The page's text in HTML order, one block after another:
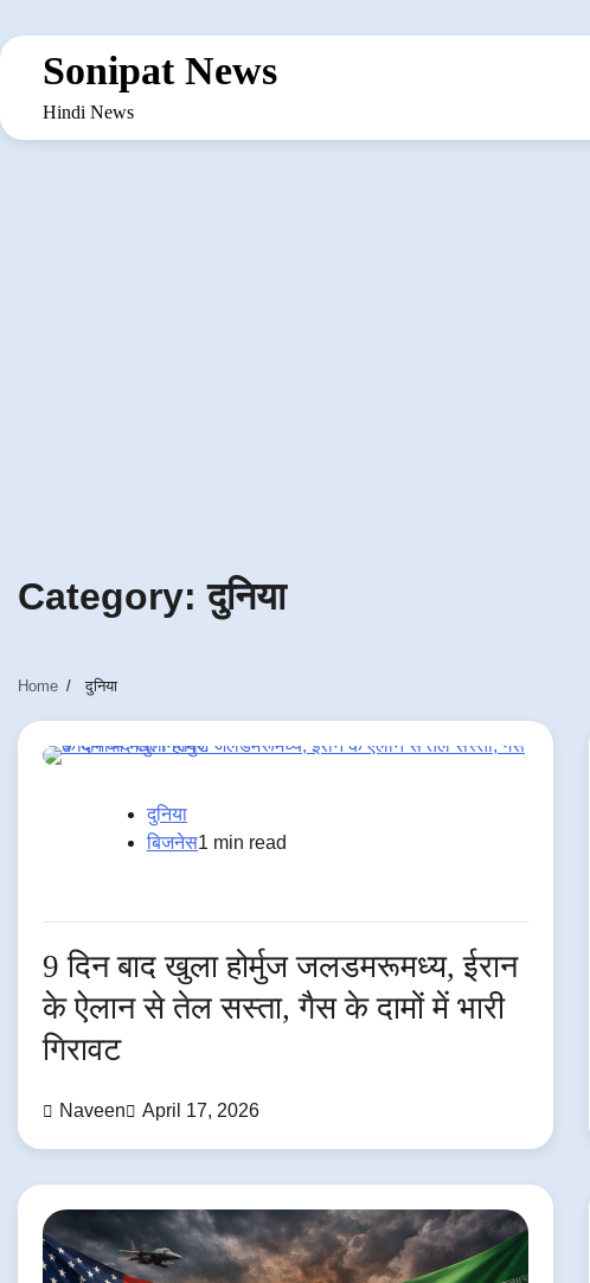
to
contentSonipat News
Hindi News
Category:दुनिया
Home दुनिया
दुनिया
बिजनेस1 min read
9 दिन बाद खुला होर्मुज जलडमरूमध्य, ईरान
के ऐलान से तेल सस्ता, गैस के दामों में भारी
गिरावट
Naveen April 17, 2026